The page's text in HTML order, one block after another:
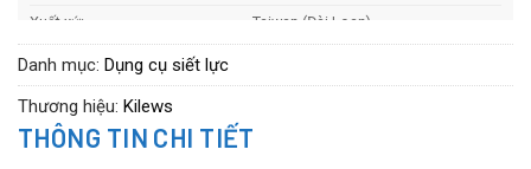
Xuất xứ:
Taiwan (Đài Loan)
Bảo hành:
Danh mục: Dụng cụ siết lực
Thương hiệu: Kilews
THÔNG TIN CHI TIẾT